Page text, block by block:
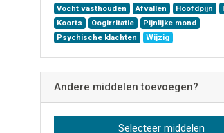
Vocht vasthouden
Afvallen Hoofdpijn
Koorts
Oogirritatie
Pijnlijke mond
Psychische klachten
Wijzig
Andere middelen toevoegen?
Selecteer middelen